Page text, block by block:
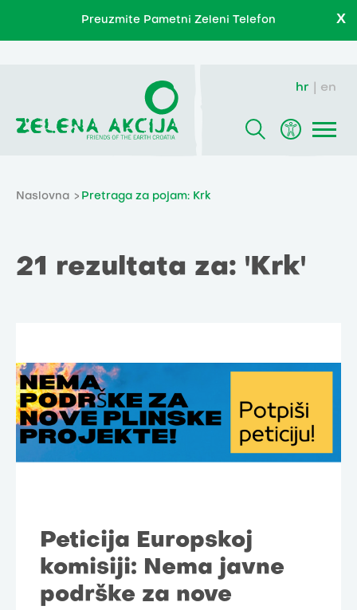
Preuzmite Pametni Zeleni Telefon X
hr en
Naslovna Pretraga za pojam: Krk
21 rezultata za: 'Krk'
Peticija Europskoj
komisiji: Nema javne
podrške za nove